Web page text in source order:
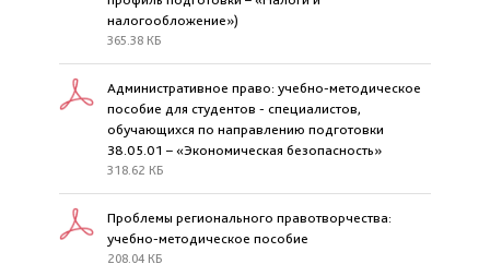
налогообложение»)
365.38 КБ
Административное право: учебно-методическое
пособие для студентов - специалистов,
обучающихся по направлению подготовки
38.05.01 – «Экономическая безопасность»
318.62 КБ
Проблемы регионального правотворчества:
учебно-методическое пособие
208.04 КБ